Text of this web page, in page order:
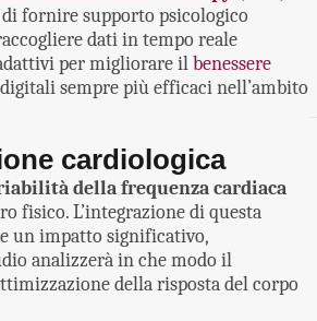
fornire supporto psicologico
dati in tempo reale
per migliorare ilbenessere
sempre più efficaci nell’ambito
cardiologica
della frequenza cardiaca
fisico. L’integrazione di questa
un impatto significativo,
analizzerà in che modo il
della risposta del corpo